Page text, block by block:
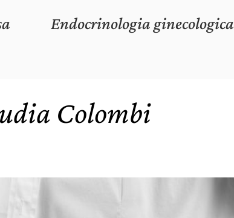
Endocrinologia ginecologica
Colombi